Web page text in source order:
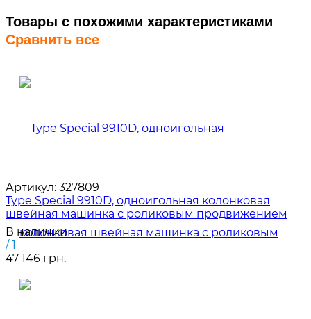
Товары с похожими характеристиками
Сравнить все
Артикул: 327809
Type Special 9910D, одноигольная колонковая
швейная машинка с роликовым продвижением
В наличии
/ 1
47 146 грн.